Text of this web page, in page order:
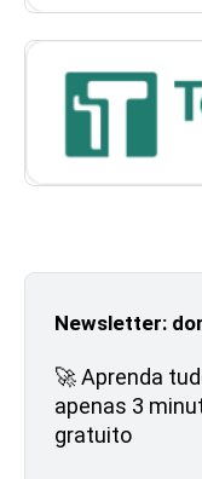
Newsletter:
🚀 Aprenda
apenas 3
gratuito